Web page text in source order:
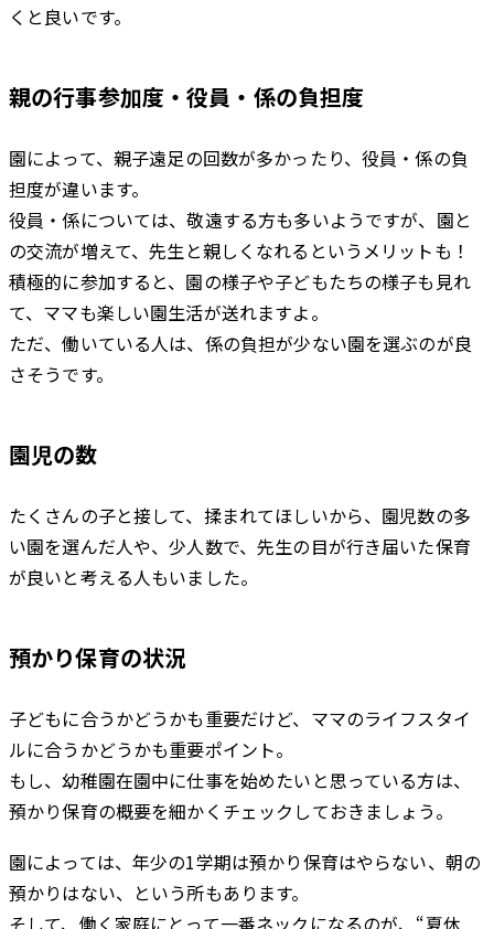
くと良いです。
親の行事参加度・役員・係の負担度
園によって、親子遠足の回数が多かったり、役員・係の負
担度が違います。
役員・係については、敬遠する方も多いようですが、園と
の交流が増えて、先生と親しくなれるというメリットも！
積極的に参加すると、園の様子や子どもたちの様子も見れ
て、ママも楽しい園生活が送れますよ。
ただ、働いている人は、係の負担が少ない園を選ぶのが良
さそうです。
園児の数
たくさんの子と接して、揉まれてほしいから、園児数の多
い園を選んだ人や、少人数で、先生の目が行き届いた保育
が良いと考える人もいました。
預かり保育の状況
子どもに合うかどうかも重要だけど、ママのライフスタイ
ルに合うかどうかも重要ポイント。
もし、幼稚園在園中に仕事を始めたいと思っている方は、
預かり保育の概要を細かくチェックしておきましょう。
園によっては、年少の1学期は預かり保育はやらない、朝の
預かりはない、という所もあります。
そして、働く家庭にとって一番ネックになるのが、“夏休